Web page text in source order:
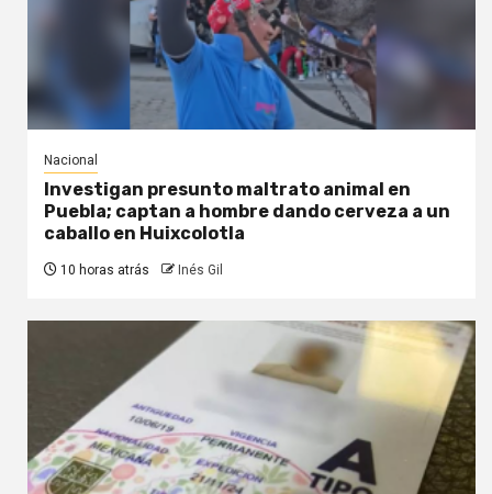
Nacional
Investigan presunto maltrato animal en
Puebla; captan a hombre dando cerveza a un
caballo en Huixcolotla
10 horas atrás Inés Gil